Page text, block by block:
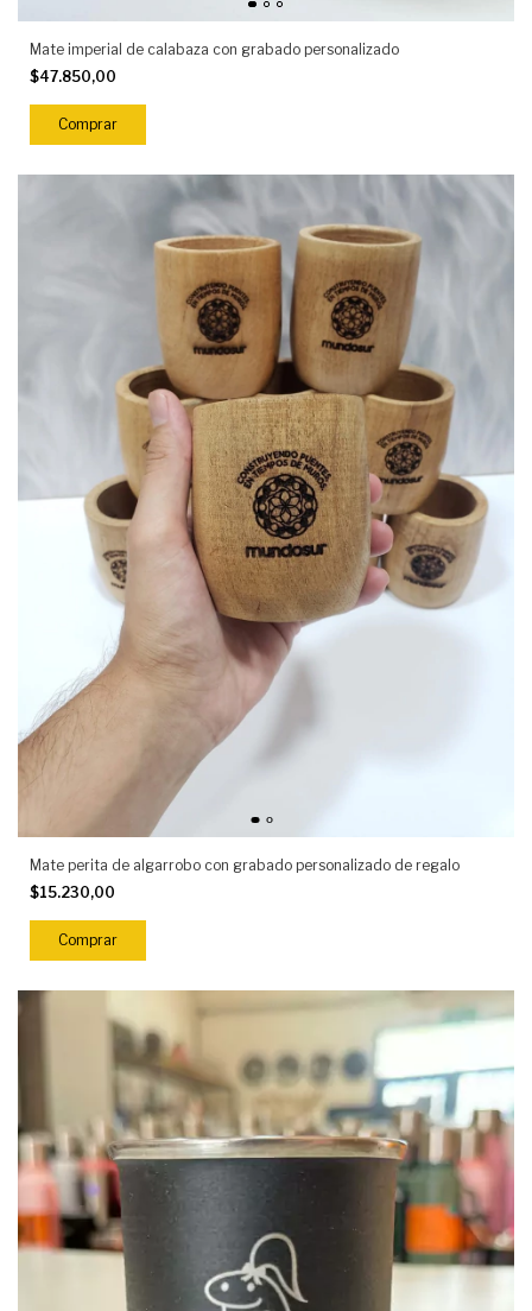
Mate imperial de calabaza con grabado personalizado
$47.850,00
Comprar
Mate perita de algarrobo con grabado personalizado de regalo
$15.230,00
Comprar